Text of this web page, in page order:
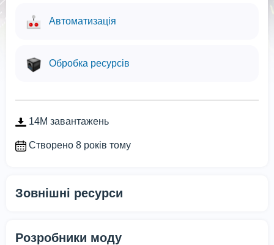
Автоматизація
Обробка ресурсів
14M завантажень
Створено 8 років тому
Зовнішні ресурси
Розробники моду